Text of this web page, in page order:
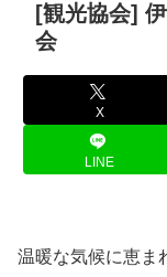
[観光協会]
会
X
LINE
温暖な気候に恵ま